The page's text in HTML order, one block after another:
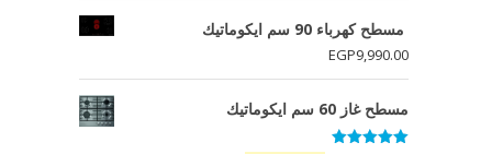
مسطح كهرباء 90 سم ايكوماتيك
EGP9,990.00
مسطح غاز 60 سم ايكوماتيك